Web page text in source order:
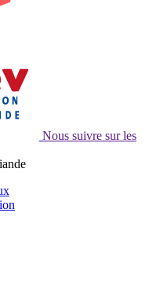
Nous suivre sur les